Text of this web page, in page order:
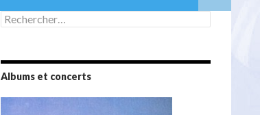
Rechercher :
Albums et concerts